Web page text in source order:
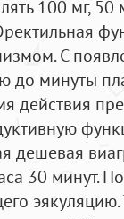
100 мг, 50
С
до минуты
действия
дешевая
30 минут.